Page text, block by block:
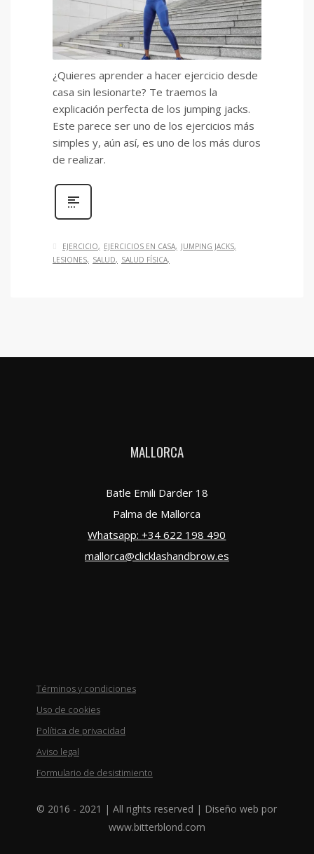
¿Quieres aprender a hacer ejercicio desde
casa sin lesionarte? Te traemos la
explicación perfecta de los jumping jacks.
Este parece ser uno de los ejercicios más
simples y, aún así, es uno de los más duros
de realizar.
EJERCICIO EJERCICIOS EN CASA
JUMPING JACKS
LESIONES
SALUD SALUD FÍSICA
MALLORCA
Batle Emili Darder 18
Palma de Mallorca
Whatsapp:+34 622 198 490
mallorca@clicklashandbrow.es
Términos y condiciones
Uso de cookies
Política de privacidad
Aviso legal
Formulario de desistimiento
© 2016 - 2021 | All rights reserved | Diseño web por
www.bitterblond.com